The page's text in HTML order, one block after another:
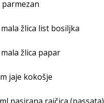
parmezan
mala žlica list bosiljka
žlica papar
jaje kokošje